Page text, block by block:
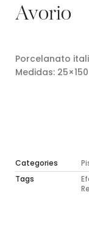
Avorio
Porcelanato
Medidas: 25×150
Categories
Tags